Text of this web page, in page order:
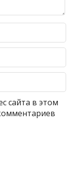
сайта в этом